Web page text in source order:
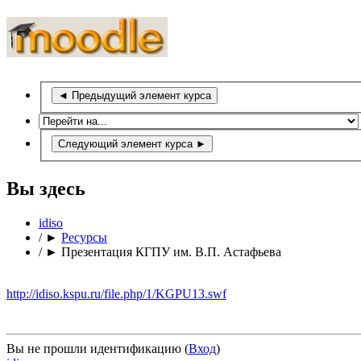
◄ Предыдущий элемент курса
Следующий элемент курса ►
Вы здесь
idiso
/ ► Ресурсы
/ ► Презентация КГПУ им. В.П. Астафьева
http://idiso.kspu.ru/file.php/1/KGPU13.swf
Вы не прошли идентификацию (Вход)